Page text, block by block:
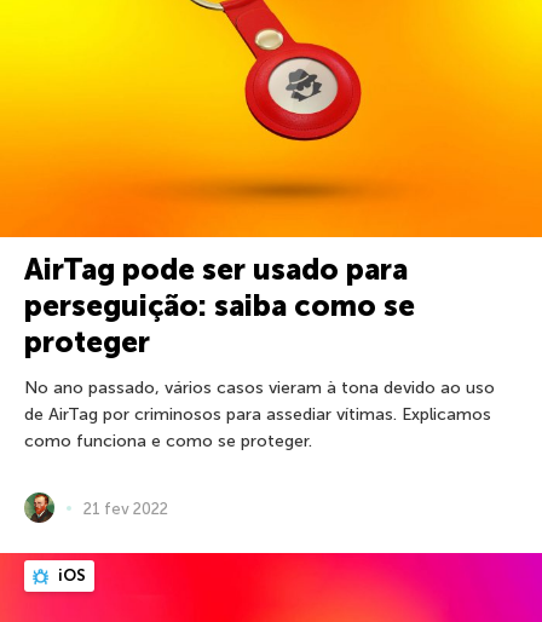
AirTag pode ser usado para
perseguição: saiba como se
proteger
No ano passado, vários casos vieram à tona devido ao uso
de AirTag por criminosos para assediar vítimas. Explicamos
como funciona e como se proteger.
21 fev 2022
iOS